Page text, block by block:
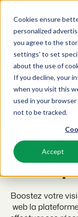
Cookies ensure
personalized
you agree to the
settings' to set
about the use of
If you decline, your
when you visit this
used in your
not to be tracked.
Accept
Plateforme
BEX PMS
PMS
Optimisez votre back-
Boostez les
Optimisez vos
Intégration de site
Vous avez déjà un
Solutions
Booking Experts
Aires de camping,
Villas, bungalows,
Resorts
Stations de ski, de
Ressources
Connaissance
BEX Academy
Suivez des cours en
Blog
Découvrez les
Tarifs
Témoignages
Se connecter
Booking
parfait
et
Boostez votre
web la